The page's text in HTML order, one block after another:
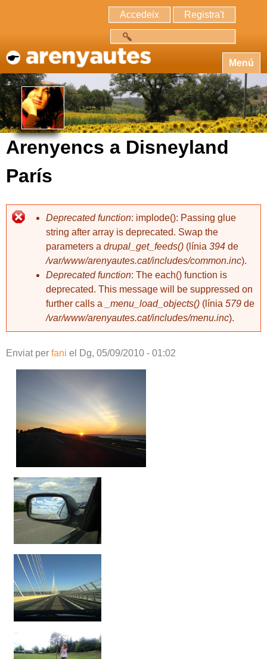
Accedeix Registra't
Menú
Arenyencs a Disneyland
París
Deprecated function: implode(): Passing glue
string after array is deprecated. Swap the
parameters a drupal_get_feeds() (línia 394 de
/var/www/arenyautes.cat/includes/common.inc).
Deprecated function: The each() function is
deprecated. This message will be suppressed on
further calls a
_menu_load_objects() (línia 579 de
/var/www/arenyautes.cat/includes/menu.inc).
Enviat per fani el Dg, 05/09/2010 - 01:02